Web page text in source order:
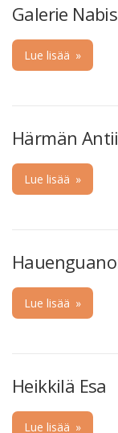
Galerie
Lue lisää »
Härmän
Lue lisää »
Lue lisää »
Heikkilä Esa
Lue lisää »